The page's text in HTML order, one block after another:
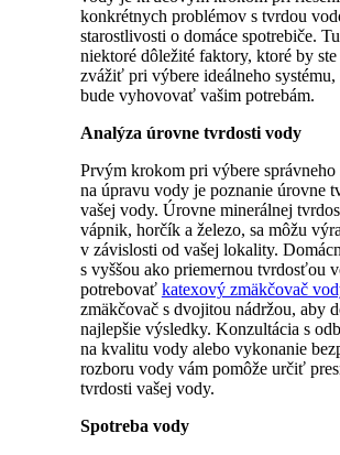
konkrétnych problémov s tvrdou
starostlivosti o domáce spotrebiče.
niektoré dôležité faktory, ktoré by ste
zvážiť pri výbere ideálneho
bude vyhovovať vašim potrebám.
Analýza úrovne tvrdosti vody
Prvým krokom pri výbere správneho
na úpravu vody je poznanie úrovne
vašej vody. Úrovne minerálnej
vápnik, horčík a železo, sa môžu
v závislosti od vašej lokality.
s vyššou ako priemernou tvrdosťou
potrebovať katexový zmäkčovač
zmäkčovač s dvojitou nádržou, aby
najlepšie výsledky. Konzultácia s
na kvalitu vody alebo vykonanie
rozboru vody vám pomôže určiť
tvrdosti vašej vody.
Spotreba vody